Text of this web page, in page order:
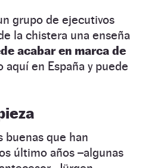
grupo de ejecutivos
la chistera una enseña
acabar en marca de
aquí en España y puede
buenas que han
último años –algunas